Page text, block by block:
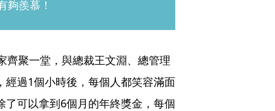
夠羨慕！
齊聚一堂，與總裁王文淵、總管理
過1個小時後，每個人都笑容滿面
可以拿到6個月的年終獎金，每個